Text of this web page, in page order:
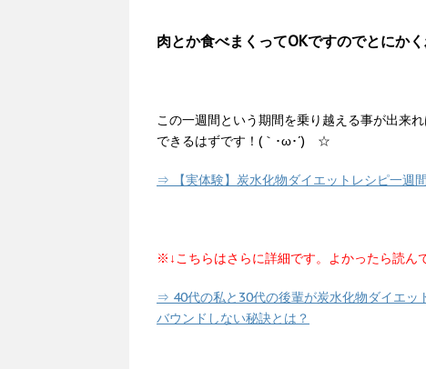
肉とか食べまくってOKですのでとにか
この一週間という期間を乗り越える事が出来
できるはずです！(｀･ω･´)ゞ☆
⇒ 【実体験】炭水化物ダイエットレシピ一週
※↓こちらはさらに詳細です。よかったら読ん
⇒ 40代の私と30代の後輩が炭水化物ダイエ
バウンドしない秘訣とは？